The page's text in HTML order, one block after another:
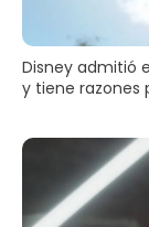
Disney admitió
y tiene razones